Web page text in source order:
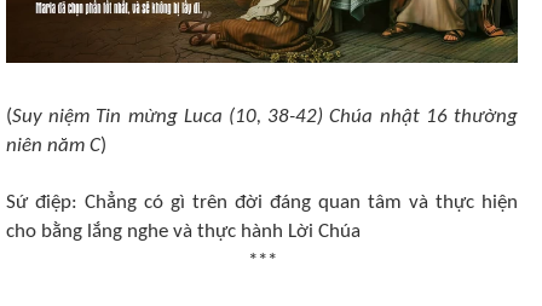
(Suy niệm Tin mừng Luca (10, 38-42) Chúa nhật 16 thường
niên năm C)
Sứ điệp: Chẳng có gì trên đời đáng quan tâm và thực hiện
cho bằng lắng nghe và thực hành Lời Chúa
***